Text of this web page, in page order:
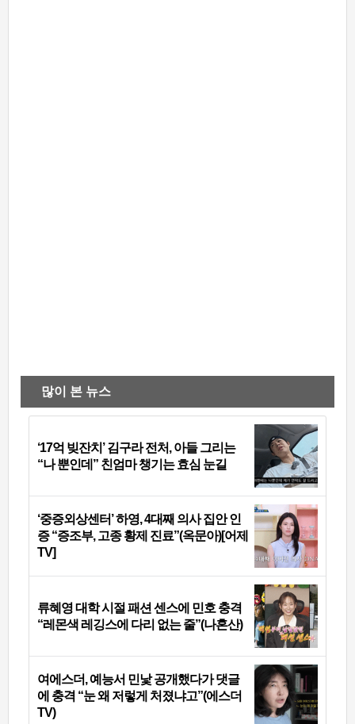
많이 본 뉴스
‘17억 빚잔치’ 김구라 전처, 아들 그리는
“나 뿐인데” 친엄마 챙기는 효심 눈길
‘중증외상센터’ 하영, 4대째 의사 집안 인
증 “증조부, 고종 황제 진료”(옥문아)[어제
TV]
류혜영 대학 시절 패션 센스에 민호 충격
“레몬색 레깅스에 다리 없는 줄”(나혼산)
여에스더, 예능서 민낯 공개했다가 댓글
에 충격 “눈 왜 저렇게 처졌냐고”(에스더
TV)